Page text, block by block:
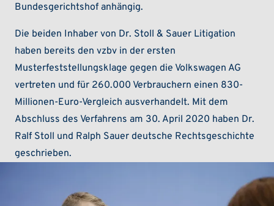
Bundesgerichtshof anhängig.
Die beiden Inhaber von Dr. Stoll & Sauer Litigation
haben bereits den vzbv in der ersten
Musterfeststellungsklage gegen die Volkswagen AG
vertreten und für 260.000 Verbrauchern einen 830-
Millionen-Euro-Vergleich ausverhandelt. Mit dem
Abschluss des Verfahrens am 30. April 2020 haben Dr.
Ralf Stoll und Ralph Sauer deutsche Rechtsgeschichte
geschrieben.